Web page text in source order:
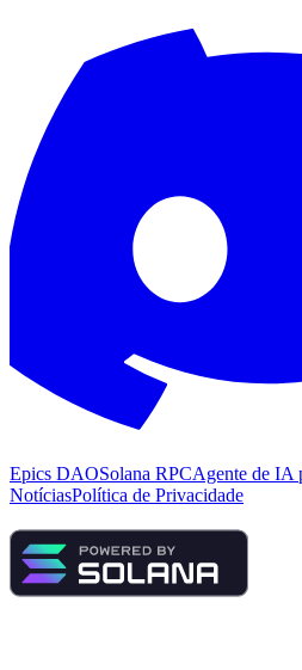
Epics DAOSolana RPCAgente de IA
NotíciasPolítica de Privacidade